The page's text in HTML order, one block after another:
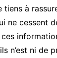
tiens à
ne cessent
n’est ni de